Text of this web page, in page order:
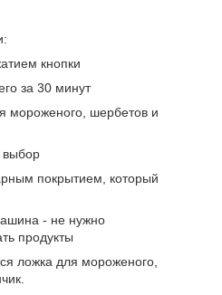
кнопки
за 30 минут
мороженого, шербетов и
выбор
покрытием, который
- не нужно
продукты
ложка для мороженого,